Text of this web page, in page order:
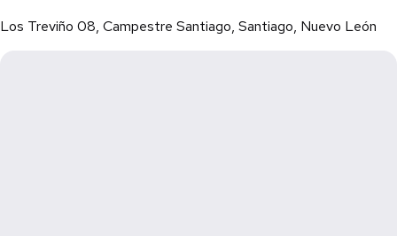
Los Treviño 08, Campestre Santiago, Santiago, Nuevo León